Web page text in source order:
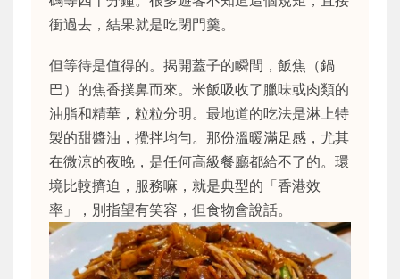
衝過去，結果就是吃閉門羹。
但等待是值得的。揭開蓋子的瞬間，飯焦（鍋
巴）的焦香撲鼻而來。米飯吸收了臘味或肉類的
油脂和精華，粒粒分明。最地道的吃法是淋上特
製的甜醬油，攪拌均勻。那份溫暖滿足感，尤其
在微涼的夜晚，是任何高級餐廳都給不了的。環
境比較擠迫，服務嘛，就是典型的「香港效
率」，別指望有笑容，但食物會說話。